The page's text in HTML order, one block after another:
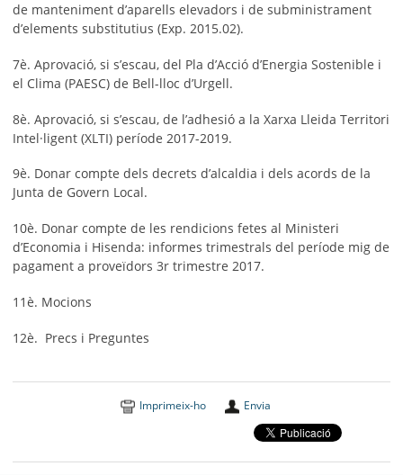
de manteniment d’aparells elevadors i de subministrament
d’elements substitutius (Exp. 2015.02).
7è. Aprovació, si s’escau, del Pla d’Acció d’Energia Sostenible i
el Clima (PAESC) de Bell-lloc d’Urgell.
8è. Aprovació, si s’escau, de l’adhesió a la Xarxa Lleida Territori
Intel·ligent (XLTI) període 2017-2019.
9è. Donar compte dels decrets d’alcaldia i dels acords de la
Junta de Govern Local.
10è. Donar compte de les rendicions fetes al Ministeri
d’Economia i Hisenda: informes trimestrals del període mig de
pagament a proveïdors 3r trimestre 2017.
11è. Mocions
12è. Precs i Preguntes
Imprimeix-ho Envia